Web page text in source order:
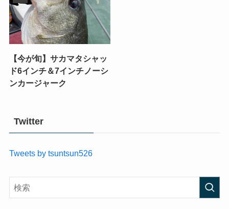
【今が旬】サカマタシャッ
ド6インチ＆7インチノーシ
ンカージャーク
Twitter
Tweets by tsuntsun526